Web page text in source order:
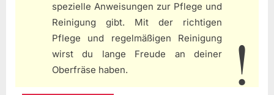
spezielle Anweisungen zur Pflege und
Reinigung gibt. Mit der richtigen
Pflege und regelmäßigen Reinigung
wirst du lange Freude an deiner
Oberfräse haben.